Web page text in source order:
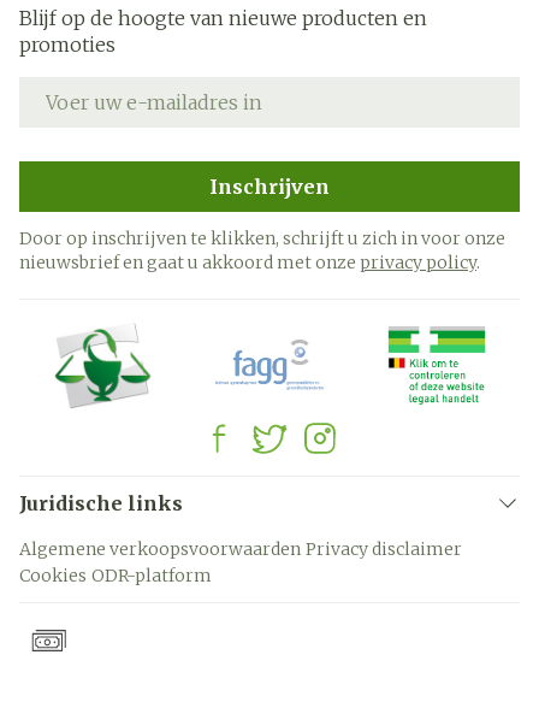
Blijf op de hoogte van nieuwe producten en
promoties
Inschrijven
Door op inschrijven te klikken, schrijft u zich in voor onze
nieuwsbrief en gaat u akkoord met onze privacy policy.
Juridische links
Algemene verkoopsvoorwaarden Privacy disclaimer
Cookies ODR-platform